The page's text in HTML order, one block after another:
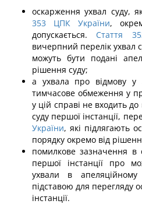
оскарження ухвал суду,
353 ЦПК України,
допускається. Стаття
вичерпний перелік ухвал
можуть бути подані
рішення суду;
а ухвала про відмову у
тимчасове обмеження у
у цій справі не входить
суду першої інстанції,
України, які підлягають
порядку окремо від
помилкове зазначення в
першої інстанції про
ухвали в
підставою для перегляду
інстанції.